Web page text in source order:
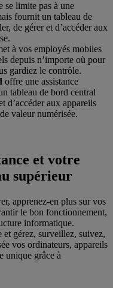
se limite pas à une
fournit un tableau de
de gérer et d’accéder aux
à vos employés mobiles
depuis n’importe où pour
gardiez le contrôle.
offre une assistance
tableau de bord central
d’accéder aux appareils
valeur numérisée.
et votre
supérieur
apprenez-en plus sur vos
le bon fonctionnement,
informatique.
gérez, surveillez, suivez,
vos ordinateurs, appareils
unique grâce à